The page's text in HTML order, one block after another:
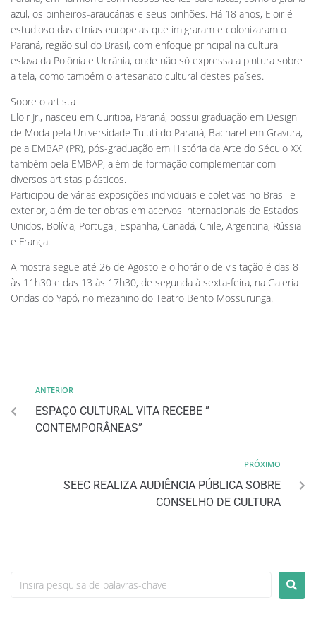
azul, os pinheiros-araucárias e seus pinhões. Há 18 anos, Eloir é
estudioso das etnias europeias que imigraram e colonizaram o
Paraná, região sul do Brasil, com enfoque principal na cultura
eslava da Polônia e Ucrânia, onde não só expressa a pintura sobre
a tela, como também o artesanato cultural destes países.
Sobre o artista
Eloir Jr., nasceu em Curitiba, Paraná, possui graduação em Design
de Moda pela Universidade Tuiuti do Paraná, Bacharel em Gravura,
pela EMBAP (PR), pós-graduação em História da Arte do Século XX
também pela EMBAP, além de formação complementar com
diversos artistas plásticos.
Participou de várias exposições individuais e coletivas no Brasil e
exterior, além de ter obras em acervos internacionais de Estados
Unidos, Bolívia, Portugal, Espanha, Canadá, Chile, Argentina, Rússia
e França.
A mostra segue até 26 de Agosto e o horário de visitação é das 8
às 11h30 e das 13 às 17h30, de segunda à sexta-feira, na Galeria
Ondas do Yapó, no mezanino do Teatro Bento Mossurunga.
ANTERIOR
ESPAÇO CULTURAL VITA RECEBE ”
CONTEMPORÂNEAS”
PRÓXIMO
SEEC REALIZA AUDIÊNCIA PÚBLICA SOBRE
CONSELHO DE CULTURA